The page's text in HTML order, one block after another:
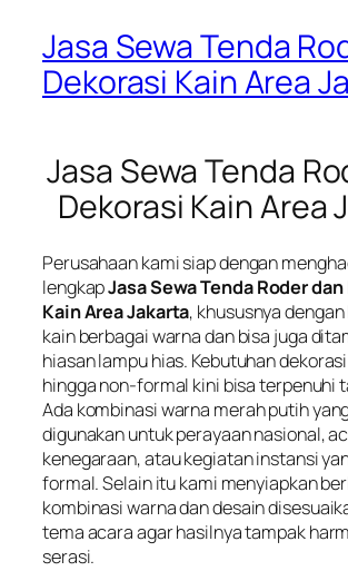
Jasa Sewa Tenda
Dekorasi Kain Area
Jasa Sewa Tenda
Dekorasi Kain Area
Perusahaan kami siap dengan
lengkapJasa Sewa Tenda Roder
Kain Area Jakarta, khususnya
kain berbagai warna dan bisa juga
hiasan lampu hias. Kebutuhan
hingga non-formal kini bisa terpenuhi
Ada kombinasi warna merah putih
digunakan untuk perayaan nasional,
kenegaraan, atau kegiatan instansi
formal. Selain itu kami menyiapkan
kombinasi warna dan desain
tema acara agar hasilnya tampak
serasi.